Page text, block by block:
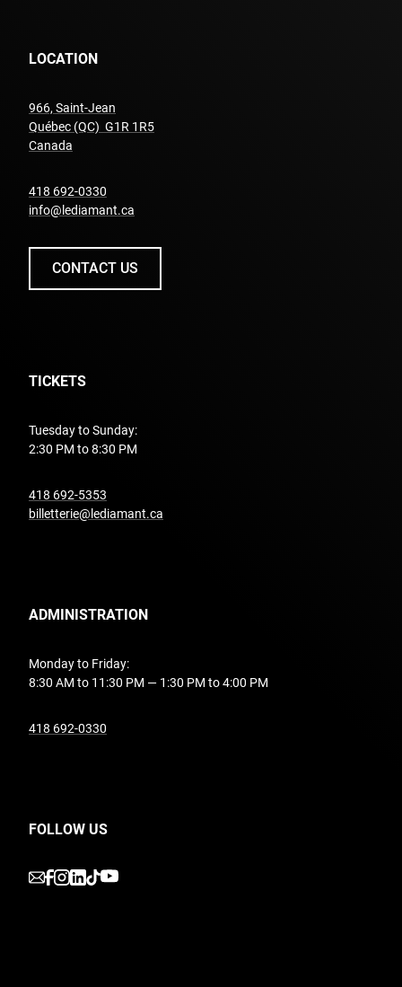
LOCATION
966, Saint-Jean
Québec (QC) G1R 1R5
Canada
418 692-0330
info@lediamant.ca
CONTACT US
TICKETS
Tuesday to Sunday:
2:30 PM to 8:30 PM
418 692-5353
billetterie@lediamant.ca
ADMINISTRATION
Monday to Friday:
8:30 AM to 11:30 PM — 1:30 PM to 4:00 PM
418 692-0330
FOLLOW US
undefined
undefined
undefined
undefined
undefined